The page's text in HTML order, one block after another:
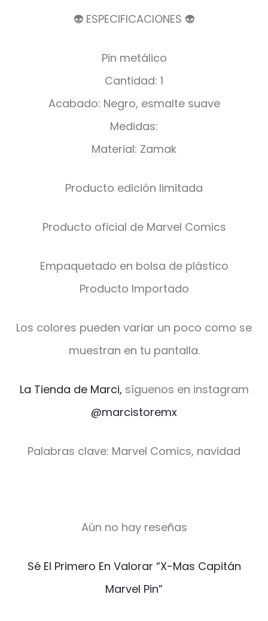
👽 ESPECIFICACIONES 👽
Pin metálico
Cantidad: 1
Acabado: Negro, esmalte suave
Medidas:
Material: Zamak
Producto edición limitada
Producto oficial de Marvel Comics
Empaquetado en bolsa de plástico
Producto Importado
Los colores pueden variar un poco como se
muestran en tu pantalla.
La Tienda de Marci, síguenos en instagram
@marcistoremx
Palabras clave: Marvel Comics, navidad
Aún no hay reseñas
Sé El Primero En Valorar “X-Mas Capitán
Marvel Pin”